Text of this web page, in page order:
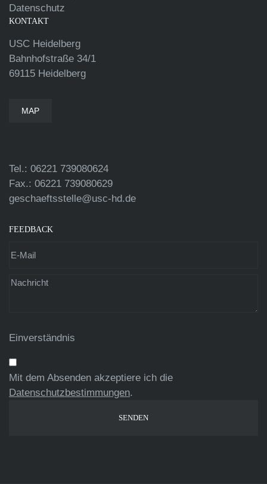
Datenschutz
KONTAKT
USC Heidelberg
Bahnhofstraße 34/1
69115 Heidelberg
MAP
Tel.: 06221 739080624
Fax.: 06221 739080629
geschaeftsstelle@usc-hd.de
FEEDBACK
Einverständnis
Mit dem Absenden akzeptiere ich die
Datenschutzbestimmungen.